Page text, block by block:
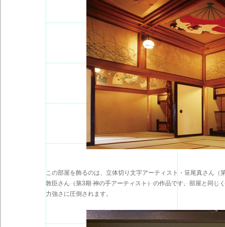
この部屋を飾るのは、立体切り文字アーティスト・笹尾真さん
敦臣さん（第3期 神の手アーティスト）の作品です。部屋と同じ
力強さに圧倒されます。